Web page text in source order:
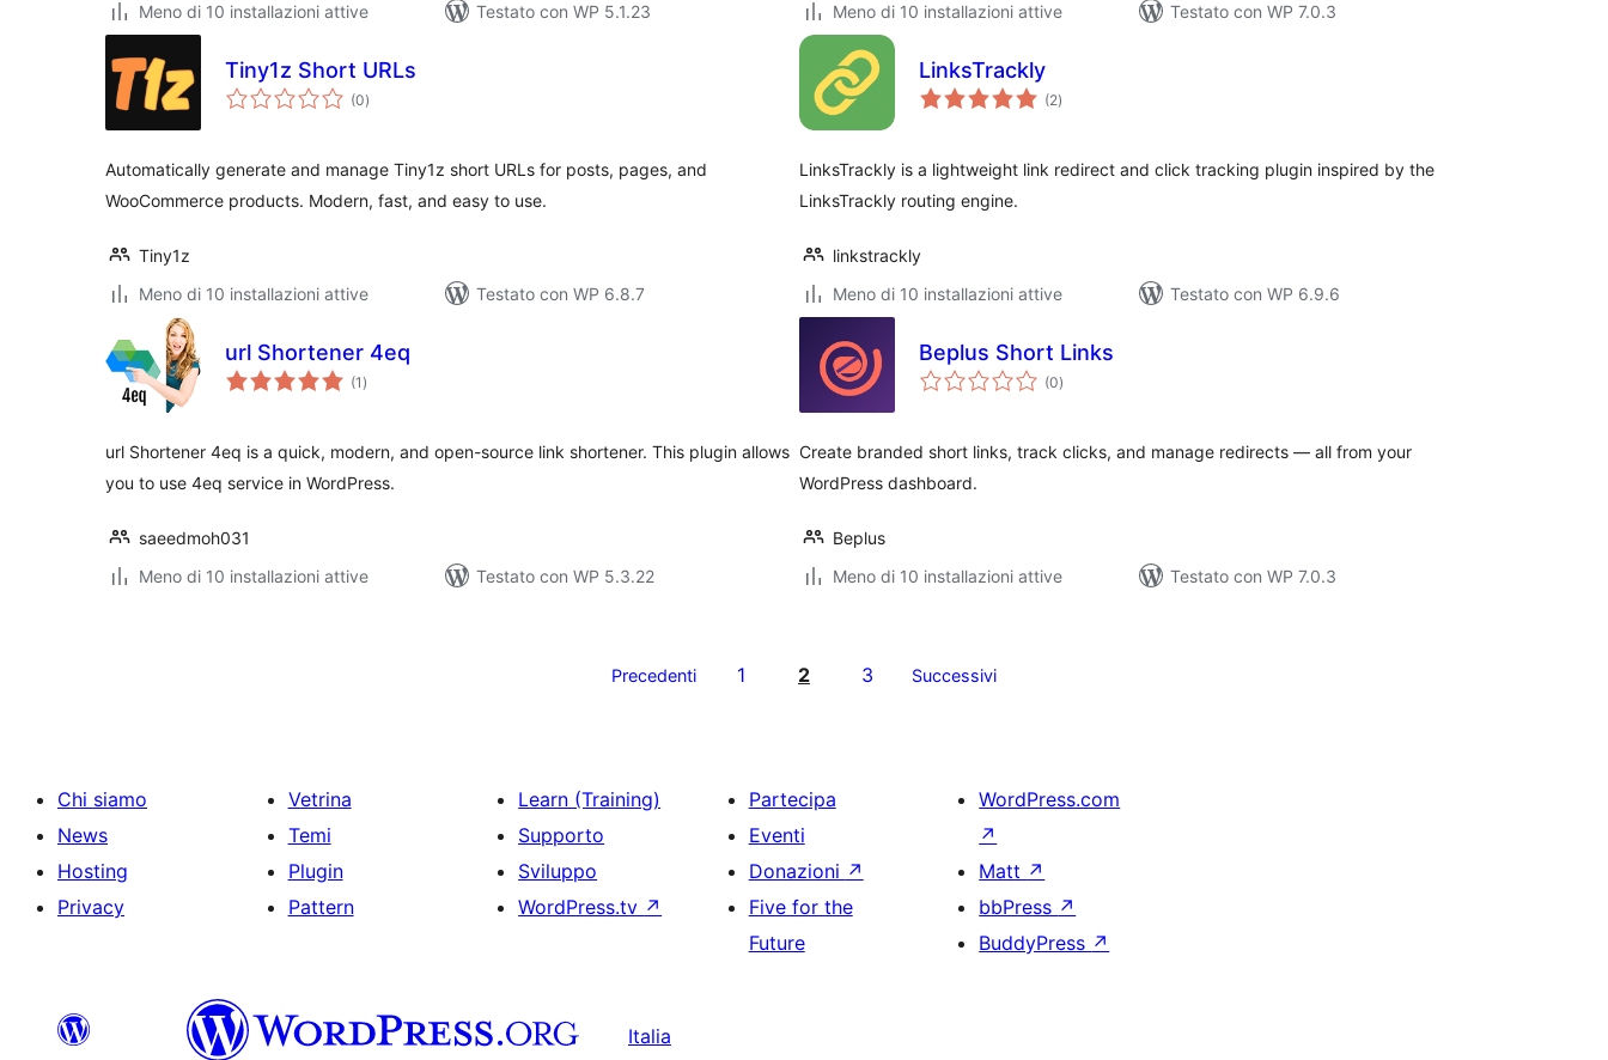
Meno di 10 installazioni attive
Testato con WP 5.1.23
Meno di 10 installazioni attive
Testato con WP 7.0.3
Tiny1z Short URLs
(0valutazioni
totali
)
Automatically generate and manage Tiny1z short URLs for posts, pages, and
WooCommerce products. Modern, fast, and easy to use.
Tiny1z
Meno di 10 installazioni attive
Testato con WP 6.8.7
LinksTrackly
(2valutazioni
totali
)
LinksTrackly is a lightweight link redirect and click tracking plugin inspired by the
LinksTrackly routing engine.
linkstrackly
Meno di 10 installazioni attive
Testato con WP 6.9.6
url Shortener 4eq
(1 valutazioni
totali
)
url Shortener 4eq is a quick, modern, and open-source link shortener. This plugin allows
you to use 4eq service in WordPress.
saeedmoh031
Meno di 10 installazioni attive
Testato con WP 5.3.22
Beplus Short Links
(0valutazioni
totali
)
Create branded short links, track clicks, and manage redirects — all from your
WordPress dashboard.
Beplus
Meno di 10 installazioni attive
Testato con WP 7.0.3
Precedenti 1 2 3 Successivi
Chi siamo
News
Hosting
Privacy
Vetrina
Temi
Plugin
Pattern
Learn (Training)
Supporto
Sviluppo
WordPress.tv ↗
Partecipa
Eventi
Donazioni ↗
Five for the
Future
WordPress.com
↗
Matt ↗
bbPress ↗
BuddyPress ↗
Italia